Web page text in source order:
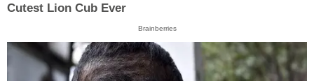
Cutest Lion Cub Ever
Brainberries